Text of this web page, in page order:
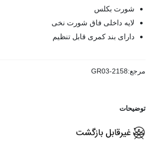
شورت بکلس
لایه داخلی فاق شورت نخی
دارای بند کمری قابل تنظیم
مرجع:GR03-2158
توضیحات